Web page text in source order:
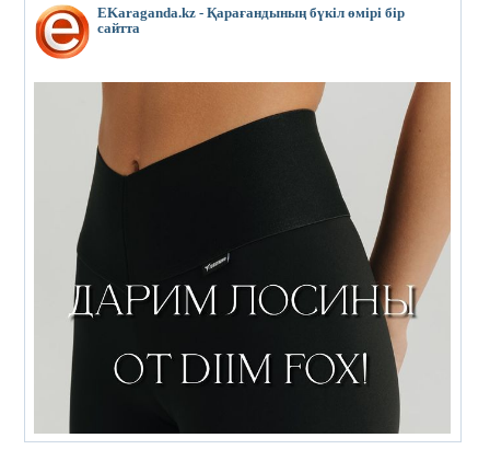
EKaraganda.kz - Қарағандының бүкіл өмірі бір
сайтта